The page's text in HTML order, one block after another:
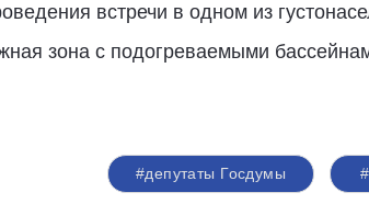
встречи в одном из
зона с подогреваемыми
#депутаты Госдумы